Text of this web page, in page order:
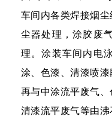
车间内各类焊接烟
尘器处理，涂胶废
理。涂装车间内电
涂、色漆、清漆喷漆
再与中涂流平废气、
清漆流平废气等由